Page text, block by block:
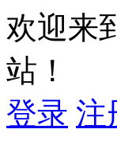
欢迎来
站！
登录 注